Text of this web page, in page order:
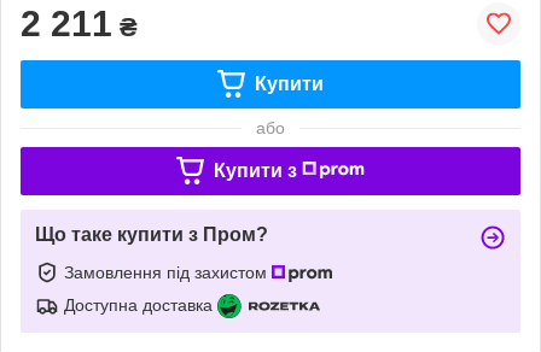
2 211 ₴
Купити
або
Купити з
Що таке купити з Пром?
Замовлення під захистом
Доступна доставка